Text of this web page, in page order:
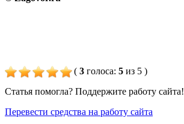
( 3 голоса: 5 из 5 )
Статья помогла? Поддержите работу сайта!
Перевести средства на работу сайта